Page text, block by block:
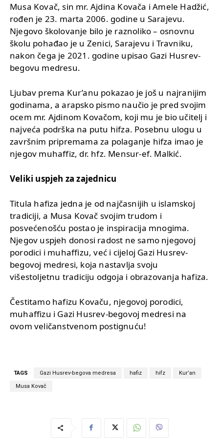
Musa Kovač, sin mr. Ajdina Kovača i Amele Hadžić,
rođen je 23. marta 2006. godine u Sarajevu.
Njegovo školovanje bilo je raznoliko – osnovnu
školu pohađao je u Zenici, Sarajevu i Travniku,
nakon čega je 2021. godine upisao Gazi Husrev-
begovu medresu.
Ljubav prema Kur’anu pokazao je još u najranijim
godinama, a arapsko pismo naučio je pred svojim
ocem mr. Ajdinom Kovačom, koji mu je bio učitelj i
najveća podrška na putu hifza. Posebnu ulogu u
završnim pripremama za polaganje hifza imao je
njegov muhaffiz, dr. hfz. Mensur-ef. Malkić.
Veliki uspjeh za zajednicu
Titula hafiza jedna je od najčasnijih u islamskoj
tradiciji, a Musa Kovač svojim trudom i
posvećenošću postao je inspiracija mnogima.
Njegov uspjeh donosi radost ne samo njegovoj
porodici i muhaffizu, već i cijeloj Gazi Husrev-
begovoj medresi, koja nastavlja svoju
višestoljetnu tradiciju odgoja i obrazovanja hafiza.
Čestitamo hafizu Kovaču, njegovoj porodici,
muhaffizu i Gazi Husrev-begovoj medresi na
ovom veličanstvenom postignuću!
TAGS Gazi Husrev-begova medresa hafiz hifz Kur’an
Musa Kovač